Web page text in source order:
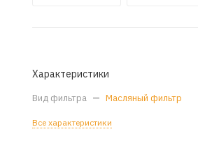
Характеристики
Вид фильтра — Масляный фильтр
Все характеристики